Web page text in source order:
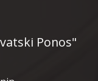
Ponos"